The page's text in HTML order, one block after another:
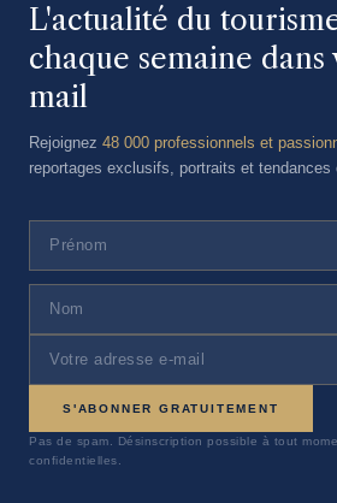
L'actualité du
chaque semaine
mail
Rejoignez 48 000 professionnels et
reportages exclusifs, portraits et tendances
S'ABONNER GRATUITEMENT
Pas de spam. Désinscription possible à tout
confidentielles.